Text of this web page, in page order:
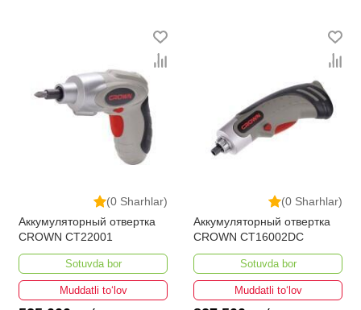
(0 Sharhlar)
Аккумуляторный отвертка
CROWN CT22001
Sotuvda bor
Muddatli to‘lov
(0 Sharhlar)
Аккумуляторный отвертка
CROWN CT16002DC
Sotuvda bor
Muddatli to‘lov